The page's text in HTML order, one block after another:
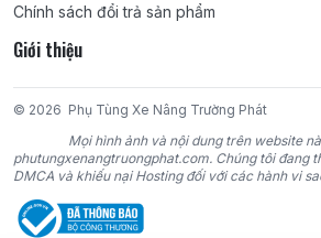
Chính sách đổi trả sản phẩm
Giới thiệu
© 2026 Phụ Tùng Xe Nâng Trường Phát
Mọi hình ảnh và nội dung trên website
phutungxenangtruongphat.com. Chúng tôi đang
DMCA và khiếu nại Hosting đối với các hành vi